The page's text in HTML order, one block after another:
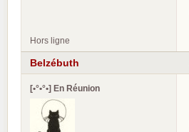
Hors ligne
Belzébuth
[•°•°•] En Réunion